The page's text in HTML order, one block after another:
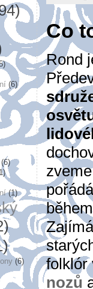
(6)
(1)
(6)
Co
Rond
folklór
nozů